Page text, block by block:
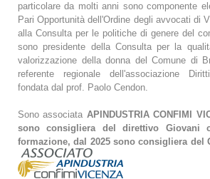
particolare da molti anni sono componente
Pari Opportunità dell'Ordine degli avvocati di
alla Consulta per le politiche di genere del
sono presidente della Consulta per la
valorizzazione della donna del Comune di
referente regionale dell'associazione
fondata dal prof. Paolo Cendon.
Sono associata APINDUSTRIA CONFIMI
sono consigliera del direttivo Giovani
formazione, dal 2025 sono consigliera del